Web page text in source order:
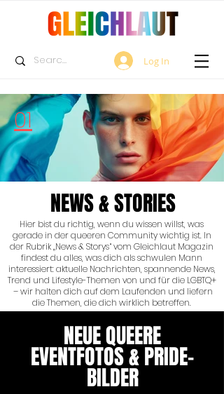
Log In
01
NEWS & STORIES
Hier bist du richtig, wenn du wissen willst, was
gerade in der queeren Community wichtig ist. In
der Rubrik „News & Storys“ vom Gleichlaut Magazin
findest du alles, was dich als schwulen Mann
interessiert: aktuelle Nachrichten, spannende News,
Trend und Lifestyle-Themen von und für die LGBTQ+
– wir halten dich auf dem Laufenden und liefern
die Themen, die dich wirklich betreffen.
NEUE QUEERE
EVENTFOTOS & PRIDE-
BILDER